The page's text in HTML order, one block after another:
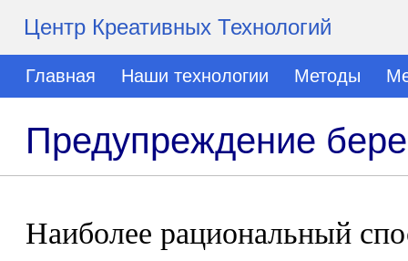
Центр Креативных Технологий
Главная Наши технологии Методы
Предупреждение
Наиболее рациональный